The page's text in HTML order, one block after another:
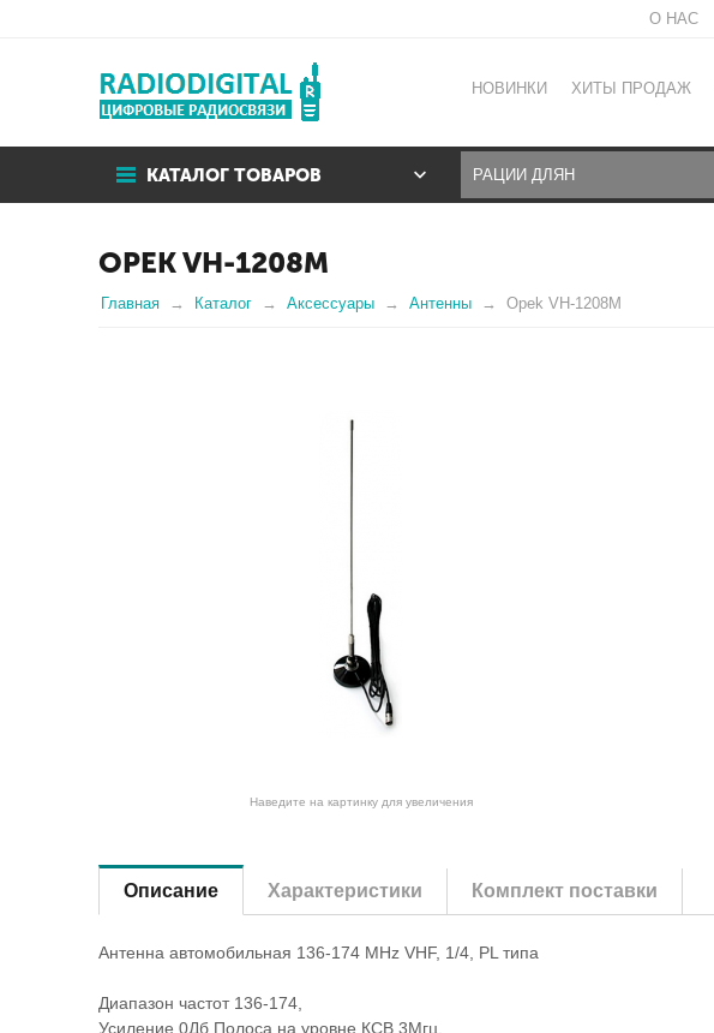
О НАС
НОВИНКИ ХИТЫ ПРОДАЖ
КАТАЛОГ ТОВАРОВ
OPEK VH-1208M
Главная Каталог Аксессуары Антенны Opek VH-1208M
Наведите на картинку для увеличения
Описание Характеристики Комплект поставки
Антенна автомобильная 136-174 MHz VHF, 1/4, PL типа
Диапазон частот 136-174,
Усиление 0Дб Полоса на уровне КСВ 3Мгц,